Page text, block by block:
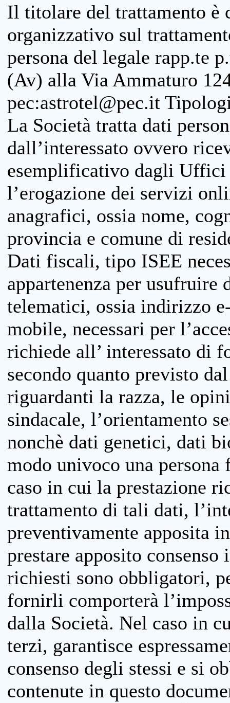
Il titolare del trattamento è
organizzativo sul
persona del legale rapp.te
(Av) alla Via Ammaturo
pec:astrotel@pec.it
La Società tratta dati
dall’interessato ovvero
esemplificativo dagli
l’erogazione dei servizi
anagrafici, ossia nome,
provincia e comune di
Dati fiscali, tipo ISEE
appartenenza per
telematici, ossia indirizzo
mobile, necessari per
richiede all’ interessato di
secondo quanto previsto
riguardanti la razza, le
sindacale, l’orientamento
nonchè dati genetici, dati
modo univoco una
caso in cui la prestazione
trattamento di tali dati,
preventivamente apposita
prestare apposito
richiesti sono obbligatori,
fornirli comporterà
dalla Società. Nel caso in
terzi, garantisce
consenso degli stessi e si
contenute in questo